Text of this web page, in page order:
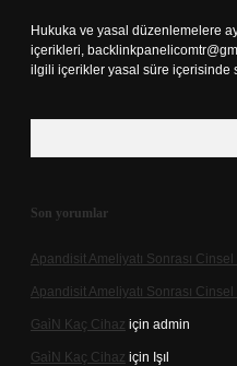
Hukuka ve yasal düzenlemelere
içerikleri,
ilgili içerikler yasal süre içerisinde
Son yorumlar
Apandisit Ameliyatı Sonrası
Apandisit Ameliyatı Sonrası
Gai̇N Kaç Cihaz için admin
Gai̇N Kaç Cihaz için Işıl